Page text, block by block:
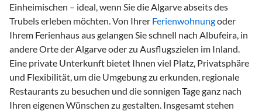
Einheimischen – ideal, wenn Sie die Algarve abseits des
Trubels erleben möchten. Von Ihrer Ferienwohnungoder
Ihrem Ferienhaus aus gelangen Sie schnell nach Albufeira, in
andere Orte der Algarve oder zu Ausflugszielen im Inland.
Eine private Unterkunft bietet Ihnen viel Platz, Privatsphäre
und Flexibilität, um die Umgebung zu erkunden, regionale
Restaurants zu besuchen und die sonnigen Tage ganz nach
Ihren eigenen Wünschen zu gestalten. Insgesamt stehen